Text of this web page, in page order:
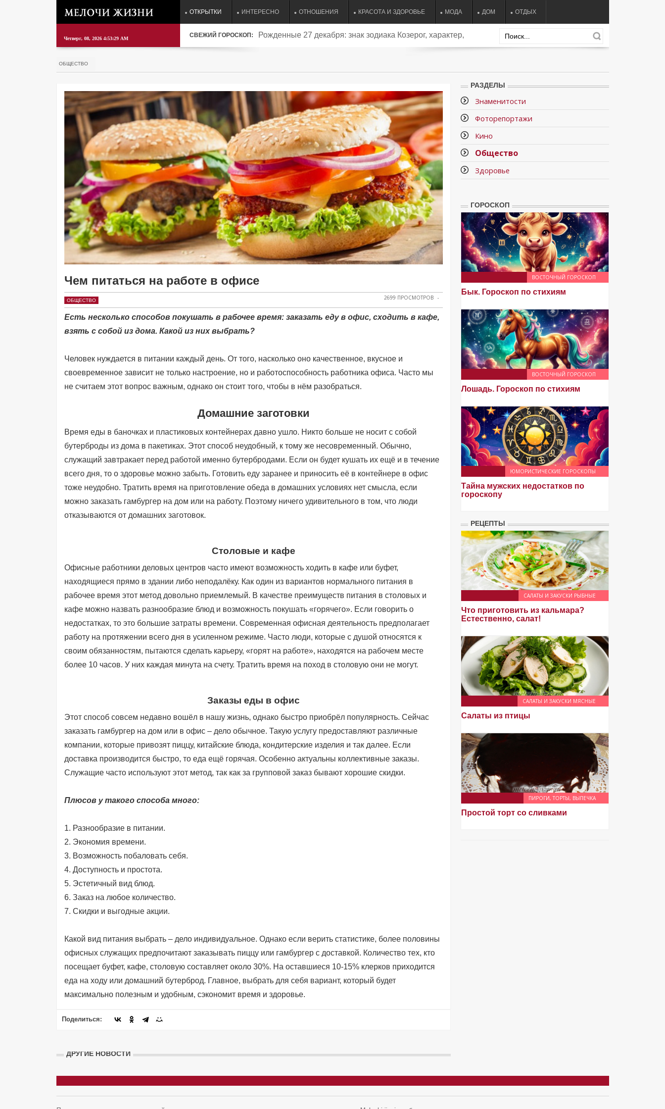
ОТКРЫТКИ ИНТЕРЕСНО ОТНОШЕНИЯ КРАСОТА И ЗДОРОВЬЕ МОДА ДОМ ОТДЫХ
Четверг, 08, 2026 4:53:30 AM СВЕЖИЙ ГОРОСКОП: Рожденные 27 декабря: знак зодиака Козерог, характер,
ОБЩЕСТВО
Чем питаться на работе в офисе
ОБЩЕСТВО 2699 ПРОСМОТРОВ
Есть несколько способов покушать в рабочее время: заказать еду в офис, сходить в кафе,
взять с собой из дома. Какой из них выбрать?
Человек нуждается в питании каждый день. От того, насколько оно качественное, вкусное и
своевременное зависит не только настроение, но и работоспособность работника офиса. Часто мы
не считаем этот вопрос важным, однако он стоит того, чтобы в нём разобраться.
Домашние заготовки
Время еды в баночках и пластиковых контейнерах давно ушло. Никто больше не носит с собой
бутерброды из дома в пакетиках. Этот способ неудобный, к тому же несовременный. Обычно,
служащий завтракает перед работой именно бутербродами. Если он будет кушать их ещё и в течение
всего дня, то о здоровье можно забыть. Готовить еду заранее и приносить её в контейнере в офис
тоже неудобно. Тратить время на приготовление обеда в домашних условиях нет смысла, если
можно заказать гамбургер на дом или на работу. Поэтому ничего удивительного в том, что люди
отказываются от домашних заготовок.
Столовые и кафе
Офисные работники деловых центров часто имеют возможность ходить в кафе или буфет,
находящиеся прямо в здании либо неподалёку. Как один из вариантов нормального питания в
рабочее время этот метод довольно приемлемый. В качестве преимуществ питания в столовых и
кафе можно назвать разнообразие блюд и возможность покушать «горячего». Если говорить о
недостатках, то это большие затраты времени. Современная офисная деятельность предполагает
работу на протяжении всего дня в усиленном режиме. Часто люди, которые с душой относятся к
своим обязанностям, пытаются сделать карьеру, «горят на работе», находятся на рабочем месте
более 10 часов. У них каждая минута на счету. Тратить время на поход в столовую они не могут.
Заказы еды в офис
Этот способ совсем недавно вошёл в нашу жизнь, однако быстро приобрёл популярность. Сейчас
заказать гамбургер на дом или в офис – дело обычное. Такую услугу предоставляют различные
компании, которые привозят пиццу, китайские блюда, кондитерские изделия и так далее. Если
доставка производится быстро, то еда ещё горячая. Особенно актуальны коллективные заказы.
Служащие часто используют этот метод, так как за групповой заказ бывают хорошие скидки.
Плюсов у такого способа много:
1. Разнообразие в питании.
2. Экономия времени.
3. Возможность побаловать себя.
4. Доступность и простота.
5. Эстетичный вид блюд.
6. Заказ на любое количество.
7. Скидки и выгодные акции.
Какой вид питания выбрать – дело индивидуальное. Однако если верить статистике, более половины
офисных служащих предпочитают заказывать пиццу или гамбургер с доставкой. Количество тех, кто
посещает буфет, кафе, столовую составляет около 30%. На оставшиеся 10-15% клерков приходится
еда на ходу или домашний бутерброд. Главное, выбрать для себя вариант, который будет
максимально полезным и удобным, сэкономит время и здоровье.
Поделиться:
ДРУГИЕ НОВОСТИ
РАЗДЕЛЫ
Знаменитости
Фоторепортажи
Кино
Общество
Здоровье
ГОРОСКОП
ВОСТОЧНЫЙ ГОРОСКОП
Бык. Гороскоп по стихиям
ВОСТОЧНЫЙ ГОРОСКОП
Лошадь. Гороскоп по стихиям
ЮМОРИСТИЧЕСКИЕ ГОРОСКОПЫ
Тайна мужских недостатков по
гороскопу
РЕЦЕПТЫ
САЛАТЫ И ЗАКУСКИ РЫБНЫЕ
Что приготовить из кальмара?
Естественно, салат!
САЛАТЫ И ЗАКУСКИ МЯСНЫЕ
Салаты из птицы
ПИРОГИ, ТОРТЫ, ВЫПЕЧКА
Простой торт со сливками